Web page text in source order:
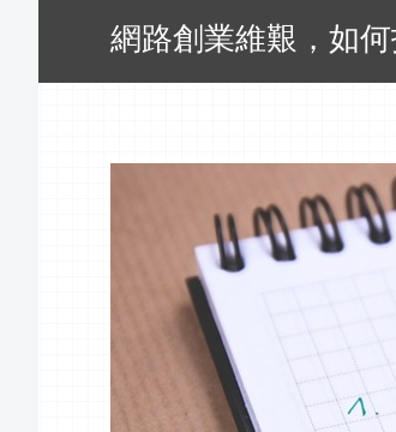
網路創業維艱，如